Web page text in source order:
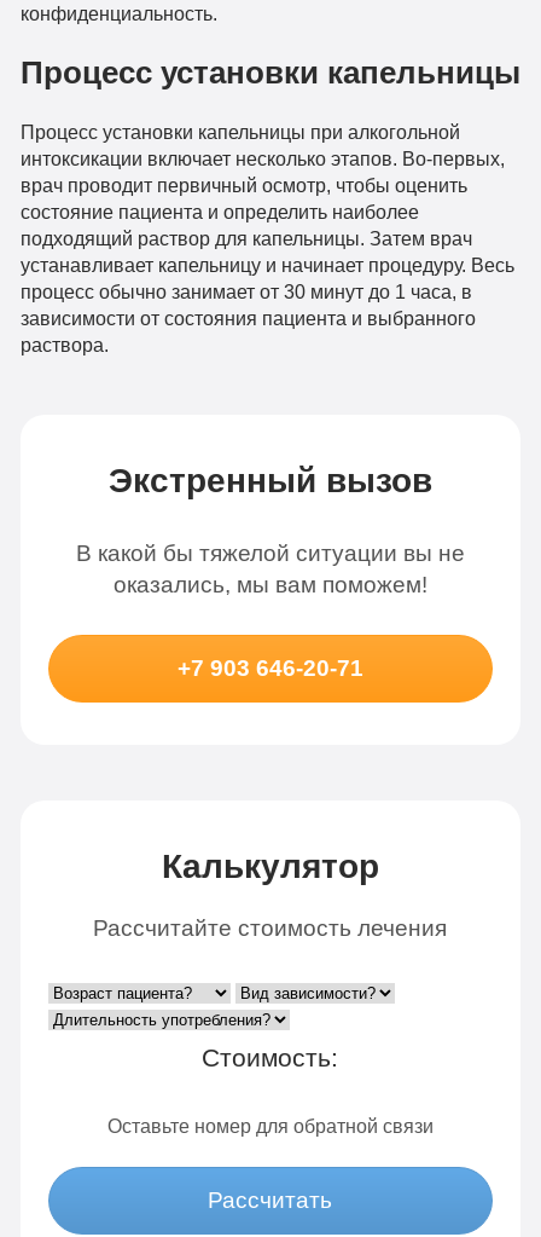
конфиденциальность.
Процесс установки капельницы
Процесс установки капельницы при алкогольной
интоксикации включает несколько этапов. Во-первых,
врач проводит первичный осмотр, чтобы оценить
состояние пациента и определить наиболее
подходящий раствор для капельницы. Затем врач
устанавливает капельницу и начинает процедуру. Весь
процесс обычно занимает от 30 минут до 1 часа, в
зависимости от состояния пациента и выбранного
раствора.
Экстренный вызов
В какой бы тяжелой ситуации вы не
оказались, мы вам поможем!
+7 903 646-20-71
Калькулятор
Рассчитайте стоимость лечения
Стоимость:
Оставьте номер для обратной связи
Рассчитать